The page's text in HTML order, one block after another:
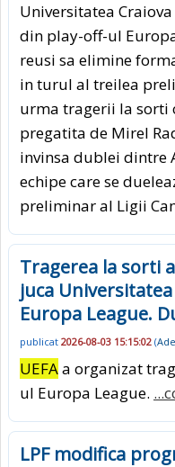
Universitatea
din play-off-ul
reusi sa elimine
in turul al treilea
urma tragerii la sorti
pregatita de Mirel
invinsa dublei dintre
echipe care se
preliminar al Ligii
Tragerea la sorti
juca
Europa League.
publicat 2026-08-03 15:15:02 (
UEFAa organizat
ul Europa League.
LPF modifica